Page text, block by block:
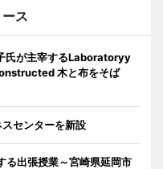
ス
氏が主宰するLaboratoryy
木と布をそば
スセンターを新設
る出張授業～宮崎県延岡市